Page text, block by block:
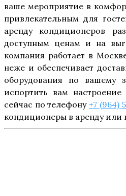
ваше меро­при­я­тие в
при­вле­ка­тель­ным для
арен­ду кон­ди­ци­о­не­ров
доступ­ным ценам и на
ком­па­ния рабо­та­ет в
не­же и обес­пе­чи­ва­ет
обо­ру­до­ва­ния по ваше­му
испор­тить вам
сей­час по теле­фо­ну +7 (964)
кон­ди­ци­о­не­ры в арен­ду или